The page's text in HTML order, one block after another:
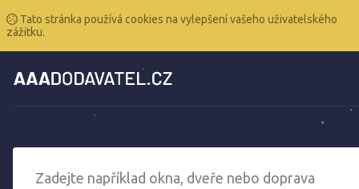
Tato stránka používá cookies na vylepšení vašeho uživatelského
zážitku.